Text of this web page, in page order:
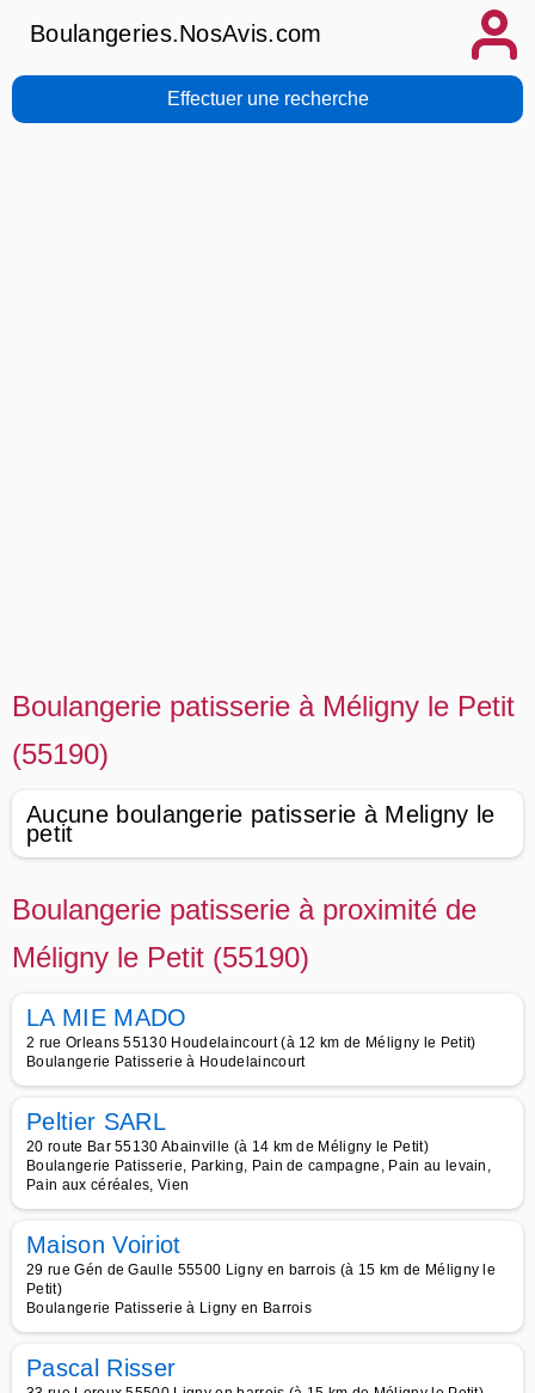
Boulangeries.NosAvis.com
Effectuer une recherche
Boulangerie patisserie à Méligny le Petit
(55190)
Aucune boulangerie patisserie à Meligny le
petit
Boulangerie patisserie à proximité de
Méligny le Petit (55190)
LA MIE MADO
2 rue Orleans 55130 Houdelaincourt (à 12 km de Méligny le Petit)
Boulangerie Patisserie à Houdelaincourt
Peltier SARL
20 route Bar 55130 Abainville (à 14 km de Méligny le Petit)
Boulangerie Patisserie, Parking, Pain de campagne, Pain au levain,
Pain aux céréales, Vien
Maison Voiriot
29 rue Gén de Gaulle 55500 Ligny en barrois (à 15 km de Méligny le
Petit)
Boulangerie Patisserie à Ligny en Barrois
Pascal Risser